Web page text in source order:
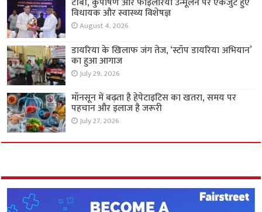
विधायक और स्वास्थ्य विशेषज्ञ
August 4, 2026
डायरिया के खिलाफ जंग तेज, ‘स्टॉप डायरिया अभियान’
का हुआ आगाज
July 29, 2026
मॉनसून में बढ़ता है हेपेटाइटिस का खतरा, समय पर
पहचान और इलाज है जरूरी
July 27, 2026